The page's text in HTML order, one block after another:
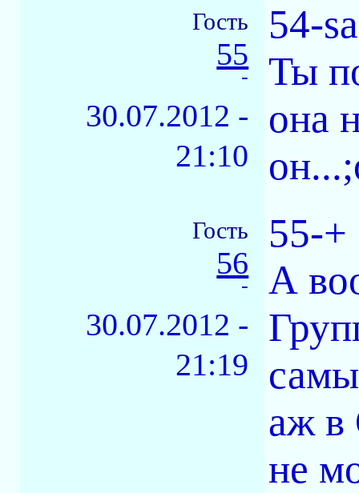
Гость
55
-
30.07.2012 -
21:10
54-
Ты
она
Гость
56
-
30.07.2012 -
21:19
55-+
А
аж в
не